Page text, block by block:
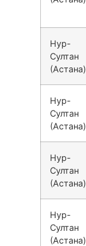
Нур-
Султан
(Астана)
Нур-
Султан
(Астана)
Нур-
Султан
(Астана)
Нур-
Султан
(Астана)